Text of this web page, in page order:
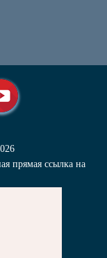
прямая ссылка на